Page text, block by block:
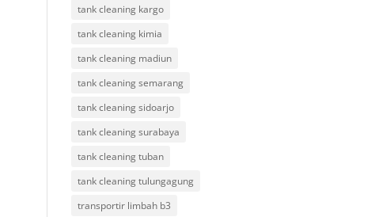
tank cleaning kargo
tank cleaning kimia
tank cleaning madiun
tank cleaning semarang
tank cleaning sidoarjo
tank cleaning surabaya
tank cleaning tuban
tank cleaning tulungagung
transportir limbah b3